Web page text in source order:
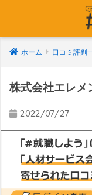
ホーム 口コミ評判
株式会社エレメ
2022/07/27